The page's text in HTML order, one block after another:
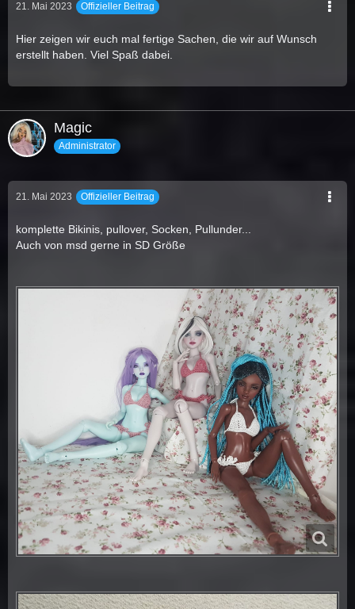
21. Mai 2023 Offizieller Beitrag
Hier zeigen wir euch mal fertige Sachen, die wir auf Wunsch
erstellt haben. Viel Spaß dabei.
Magic
Administrator
21. Mai 2023 Offizieller Beitrag
komplette Bikinis, pullover, Socken, Pullunder...
Auch von msd gerne in SD Größe